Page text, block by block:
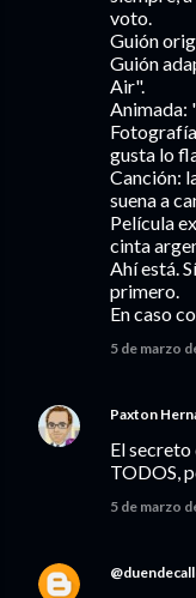
voto.
Guión
Guión
Air".
Animada:
gusta lo
Canción:
suena a
Película
cinta
Ahí está.
primero.
En caso
5 de marzo
Paxton
El secreto
TODOS,
5 de marzo